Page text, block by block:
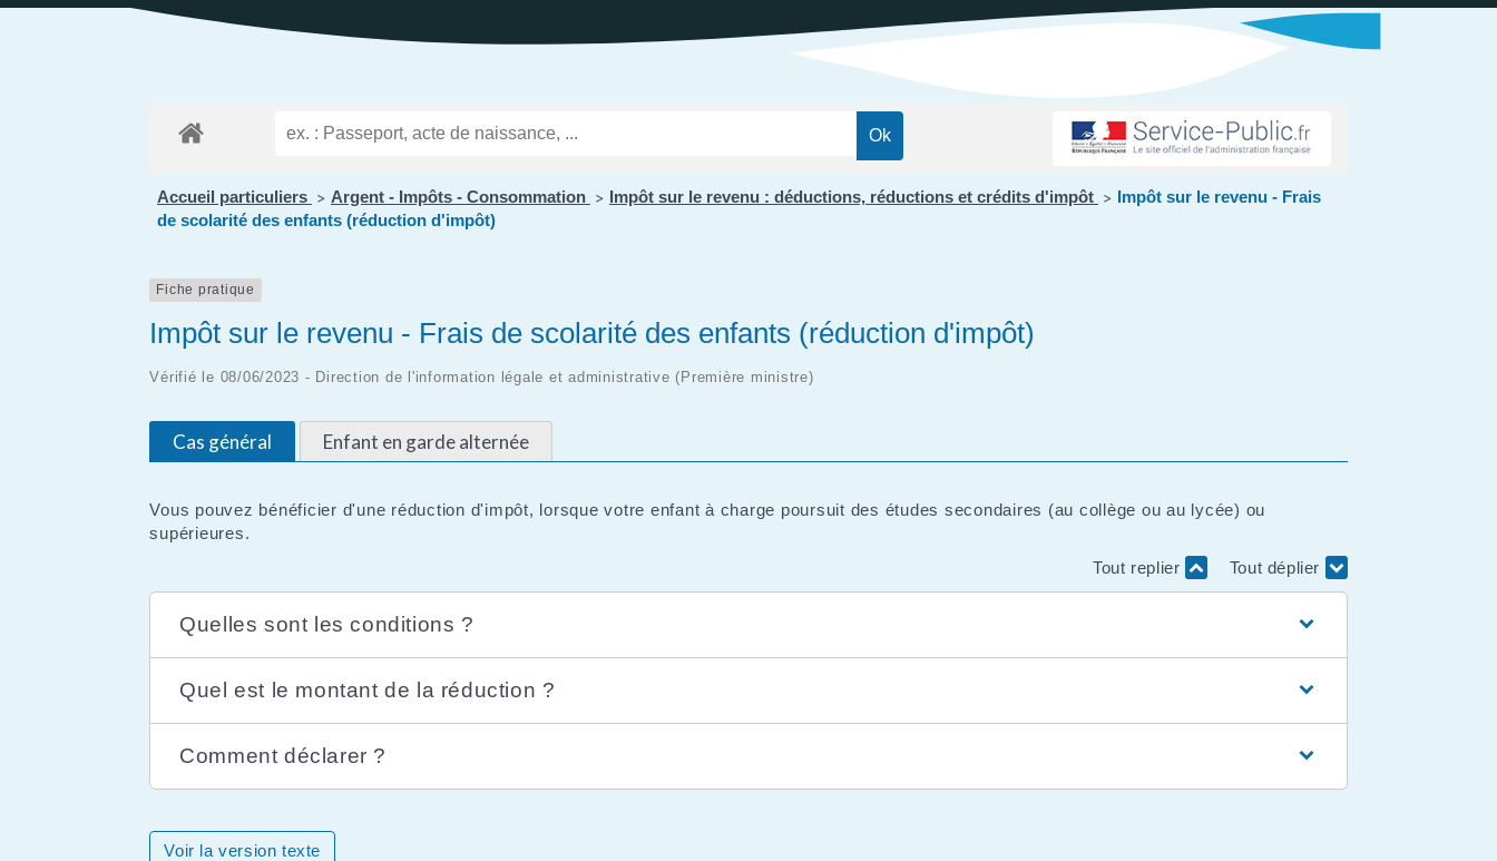
des Enfants
Les services aux
(EHPAD et Résidence
autonomie)
Réglementation
des nuisances
Transports et
Cimetières
Agenda
Patrimoine
Présentation des ENS
Accueil particuliers > Argent - Impôts - Consommation > Impôt sur le revenu : déductions, réductions et crédits d'impôt > Impôt sur le revenu - Frais
de scolarité des enfants (réduction d'impôt)
Fiche pratique
Impôt sur le revenu - Frais de scolarité des enfants (réduction d'impôt)
Vérifié le 08/06/2023 - Direction de l'information légale et administrative (Première ministre)
Cas général Enfant en garde alternée
Vous pouvez bénéficier d'une réduction d'impôt, lorsque votre enfant à charge poursuit des études secondaires (au collège ou au lycée) ou
supérieures.
Tout replier
Tout déplier
Quelles sont les conditions ?
Quel est le montant de la réduction ?
Comment déclarer ?
Voir la version texte